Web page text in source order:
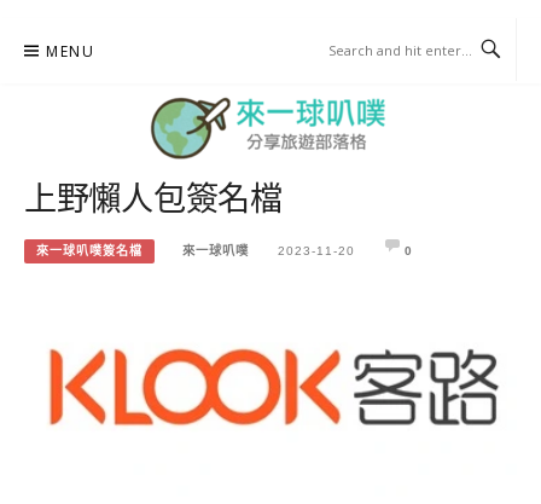
MENU
來一球叭噗
上野懶人包簽名檔
來一球叭噗簽名檔 來一球叭噗 2023-11-20 0